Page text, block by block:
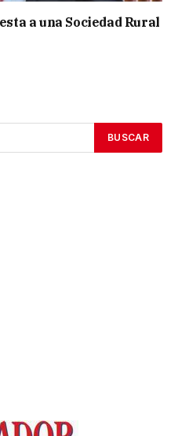
a una Sociedad Rural